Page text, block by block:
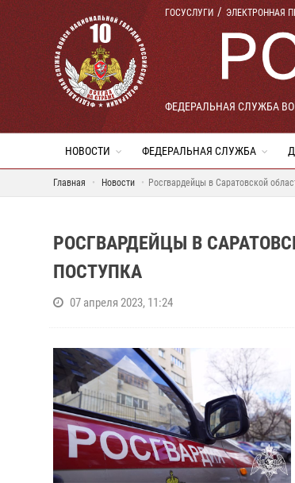
ГОСУСЛУГИ ЭЛЕКТРОННАЯ
ФЕДЕРАЛЬНАЯ СЛУЖБА
НОВОСТИ ФЕДЕРАЛЬНАЯ СЛУЖБА
Главная Новости Росгвардейцы в Саратовской
РОСГВАРДЕЙЦЫ В
ПОСТУПКА
07 апреля 2023, 11:24